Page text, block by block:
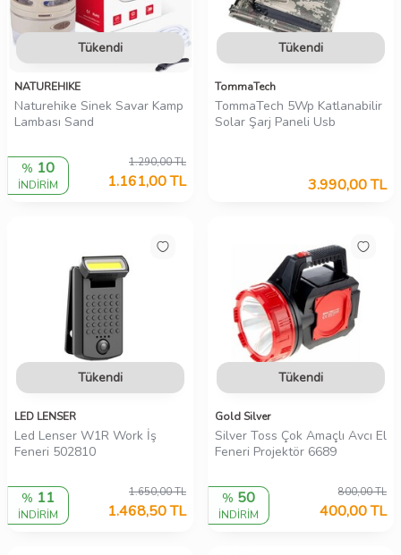
Tükendi
NATUREHIKE
Naturehike Sinek Savar Kamp
Lambası Sand
% 10
İNDİRİM
1.290,00TL
1.161,00TL
Tükendi
TommaTech
TommaTech 5Wp Katlanabilir
Solar Şarj Paneli Usb
3.990,00TL
Tükendi
LED LENSER
Led Lenser W1R Work İş
Feneri 502810
% 11
İNDİRİM
1.650,00TL
1.468,50TL
Tükendi
Gold Silver
Silver Toss Çok Amaçlı Avcı El
Feneri Projektör 6689
% 50
İNDİRİM
800,00TL
400,00TL